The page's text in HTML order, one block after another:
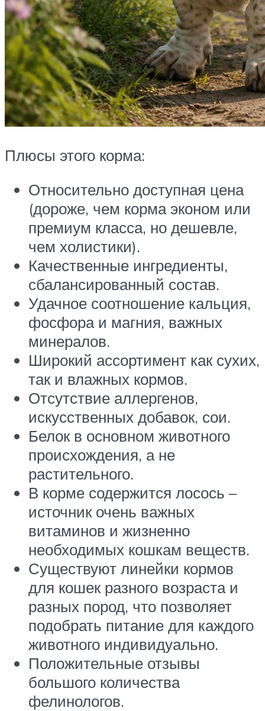
Плюсы этого корма:
Относительно доступная цена
(дороже, чем корма эконом или
премиум класса, но дешевле,
чем холистики).
Качественные ингредиенты,
сбалансированный состав.
Удачное соотношение кальция,
фосфора и магния, важных
минералов.
Широкий ассортимент как сухих,
так и влажных кормов.
Отсутствие аллергенов,
искусственных добавок, сои.
Белок в основном животного
происхождения, а не
растительного.
В корме содержится лосось –
источник очень важных
витаминов и жизненно
необходимых кошкам веществ.
Существуют линейки кормов
для кошек разного возраста и
разных пород, что позволяет
подобрать питание для каждого
животного индивидуально.
Положительные отзывы
большого количества
фелинологов.